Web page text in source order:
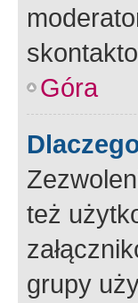
Góra
też
grupy